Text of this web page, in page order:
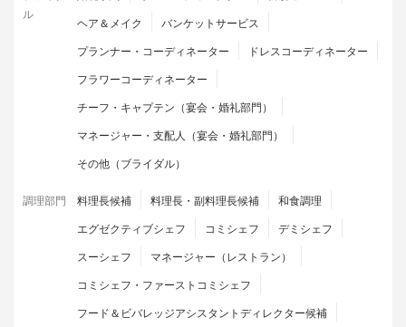
ル
ヘア＆メイク
バンケットサービス
プランナー・コーディネーター
ドレスコーディネーター
フラワーコーディネーター
チーフ・キャプテン（宴会・婚礼部門）
マネージャー・支配人（宴会・婚礼部門）
その他（ブライダル）
調理部門 料理長候補 料理長・副料理長候補
和食調理
エグゼクティブシェフ
コミシェフ
デミシェフ
スーシェフ
マネージャー（レストラン）
コミシェフ・ファーストコミシェフ
フード＆ビバレッジアシスタントディレクター候補